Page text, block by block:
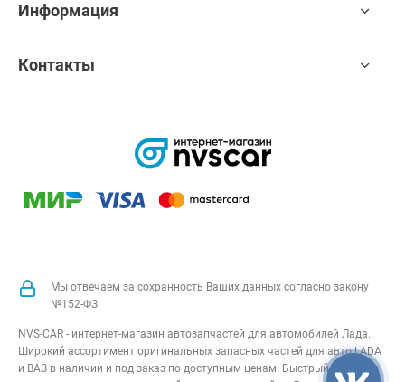
Информация
Контакты
Мы отвечаем за сохранность Ваших данных согласно закону
№152-ФЗ:
NVS-CAR - интернет-магазин автозапчастей для автомобилей Лада.
Широкий ассортимент оригинальных запасных частей для авто LADA
и ВАЗ в наличии и под заказ по доступным ценам. Быстрый подбор и